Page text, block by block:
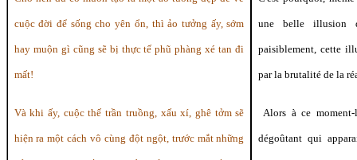
cuộc đời để sống cho yên ổn, thì ảo tưởng ấy, sớm
hay muộn gì cũng sẽ bị thực tế phũ phàng xé tan đi
mất!
Và khi ấy, cuộc thế trần truồng, xấu xí, ghê tởm sẽ
hiện ra một cách vô cùng đột ngột, trước mắt những
une belle
paisiblement, cette
par la brutalité de la
Alors à ce
dégoûtant qui